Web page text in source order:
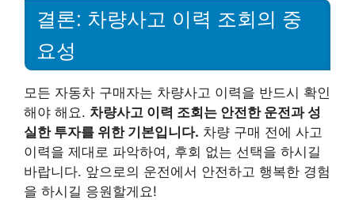
결론: 차량사고 이력 조회의 중
요성
모든 자동차 구매자는 차량사고 이력을 반드시 확인
해야 해요. 차량사고 이력 조회는 안전한 운전과 성
실한 투자를 위한 기본입니다. 차량 구매 전에 사고
이력을 제대로 파악하여, 후회 없는 선택을 하시길
바랍니다. 앞으로의 운전에서 안전하고 행복한 경험
을 하시길 응원할게요!